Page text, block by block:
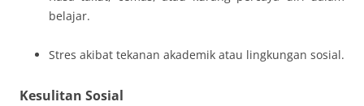
belajar.
Stres akibat tekanan akademik atau lingkungan sosial.
Kesulitan Sosial